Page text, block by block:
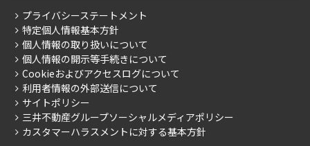
こだわりから探す
こだわり一覧
プレミアムマンション
新築
当社限定（港区・渋谷区）
当社限定（港区・渋谷区以外）
三井不動産企画
ご入居・提携サービス
お部屋探しからご契約まで
よくあるご質問
社宅紹介
【仲介会社様向け】当社仲介事業部取り扱い物件入居申込
会社情報
事業案内
採用情報
ニュースリリース
お問い合わせ
プライバシーステートメント
特定個人情報基本方針
個人情報の取り扱いについて
個人情報の開示等手続きについて
Cookieおよびアクセスログについて
利用者情報の外部送信について
サイトポリシー
三井不動産グループソーシャルメディアポリシー
カスタマーハラスメントに対する基本方針